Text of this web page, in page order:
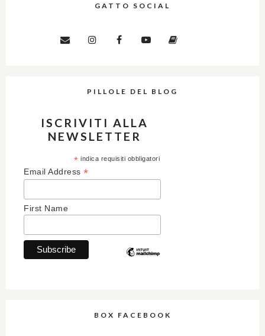
GATTO SOCIAL
PILLOLE DEL BLOG
ISCRIVITI ALLA
NEWSLETTER
* indica requisiti obbligatori
Email Address *
First Name
BOX FACEBOOK